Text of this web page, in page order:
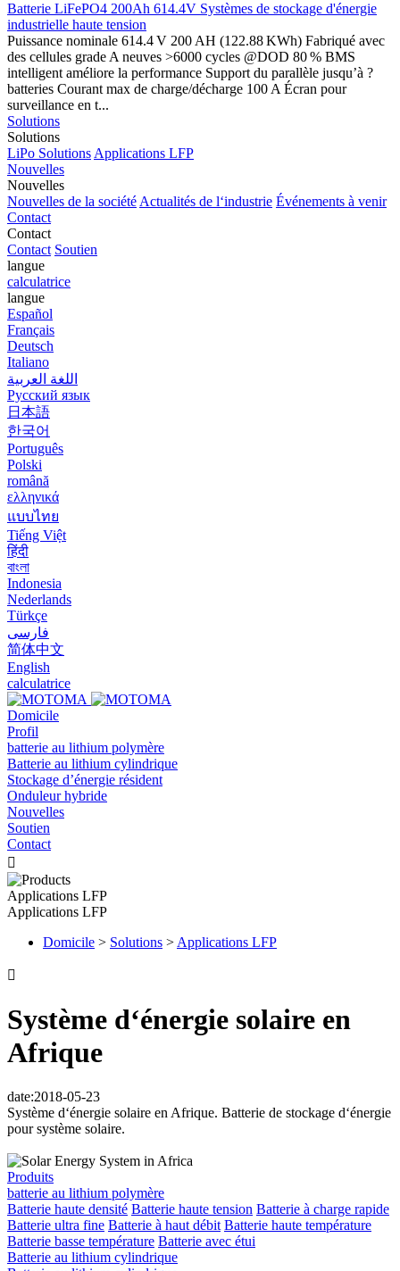
Batterie LiFePO4 200Ah 614.4V Systèmes de stockage d'énergie
industrielle haute tension
Puissance nominale 614.4 V 200 AH (122.88 KWh) Fabriqué avec
des cellules grade A neuves >6000 cycles @DOD 80 % BMS
intelligent améliore la performance Support du parallèle jusqu’à ?
batteries Courant max de charge/décharge 100 A Écran pour
surveillance en t...
Solutions
Solutions
LiPo Solutions Applications LFP
Nouvelles
Nouvelles
Nouvelles de la société Actualités de l‘industrie Événements à venir
Contact
Contact
Contact Soutien
langue
calculatrice
langue
Español
Français
Deutsch
Italiano
اللغة العربية
Русский язык
日本語
한국어
Português
Polski
română
ελληνικά
แบบไทย
Tiếng Việt
हिंदी
বাংলা
Indonesia
Nederlands
Türkçe
فارسی
简体中文
English
calculatrice
Domicile
Profil
batterie au lithium polymère
Batterie au lithium cylindrique
Stockage d’énergie résident
Onduleur hybride
Nouvelles
Soutien
Contact

Applications LFP
Applications LFP
Domicile > Solutions > Applications LFP

Système d‘énergie solaire en
Afrique
date:2018-05-23
Système d‘énergie solaire en Afrique. Batterie de stockage d‘énergie
pour système solaire.
Produits
batterie au lithium polymère
Batterie haute densité Batterie haute tension Batterie à charge rapide
Batterie ultra fine Batterie à haut débit Batterie haute température
Batterie basse température Batterie avec étui
Batterie au lithium cylindrique